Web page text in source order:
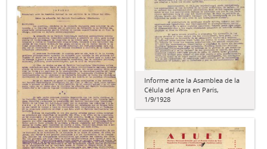
Informe ante la Asamblea de la
Célula del Apra en París,
1/9/1928